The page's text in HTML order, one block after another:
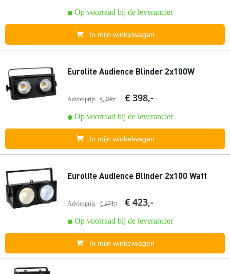
Op voorraad bij de leverancier
In mijn winkelwagen
Eurolite Audience Blinder 2x100W
Adviesprijs € 495,- € 398,-
Op voorraad bij de leverancier
In mijn winkelwagen
Eurolite Audience Blinder 2x100 Watt
Adviesprijs € 471,- € 423,-
Op voorraad bij de leverancier
In mijn winkelwagen